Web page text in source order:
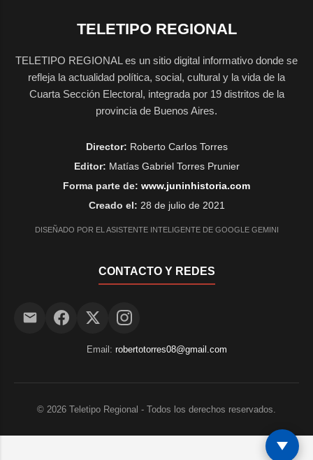
TELETIPO REGIONAL
TELETIPO REGIONAL es un sitio digital informativo donde se
refleja la actualidad política, social, cultural y la vida de la
Cuarta Sección Electoral, integrada por 19 distritos de la
provincia de Buenos Aires.
Director: Roberto Carlos Torres
Editor: Matías Gabriel Torres Prunier
Forma parte de: www.juninhistoria.com
Creado el: 28 de julio de 2021
DISEÑADO POR EL ASISTENTE INTELIGENTE DE GOOGLE GEMINI
CONTACTO Y REDES
Email: robertotorres08@gmail.com
© 2026 Teletipo Regional - Todos los derechos reservados.